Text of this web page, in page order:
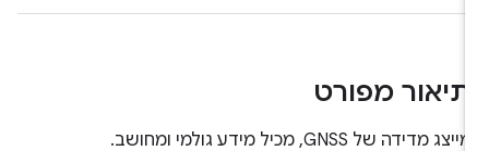
תיאור מפורט
מייצג מדידה של GNSS, מכיל מידע גולמי ומחושב.